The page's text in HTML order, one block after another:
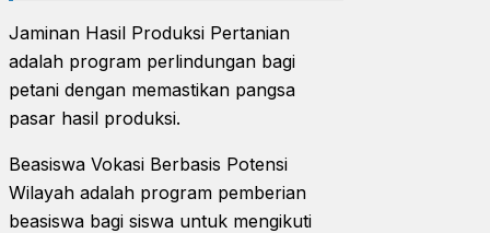
Jaminan Hasil Produksi Pertanian
adalah program perlindungan bagi
petani dengan memastikan pangsa
pasar hasil produksi.
Beasiswa Vokasi Berbasis Potensi
Wilayah adalah program pemberian
beasiswa bagi siswa untuk mengikuti